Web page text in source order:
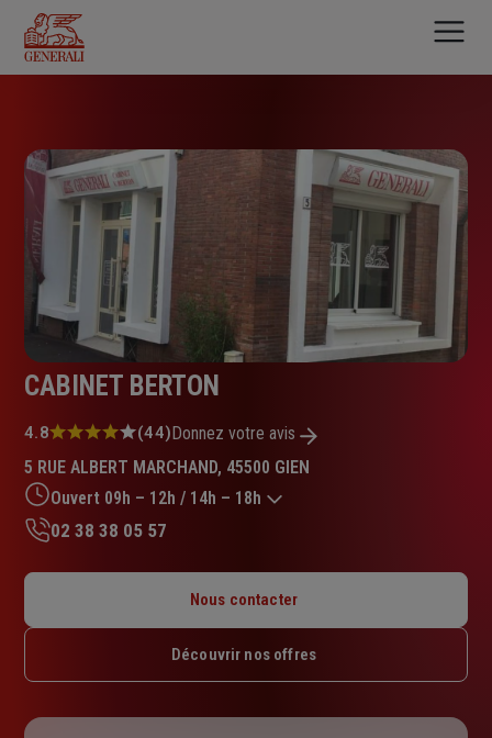
contenu
principal
CABINET BERTON
Note
4.8
sur
5
étoiles
4.8 (44)Donnez votre avis
5 RUE ALBERT MARCHAND, 45500 GIEN
Ouvert 09h – 12h / 14h – 18h
Mardi : 09h – 12h / 14h – 18h
Jeudi : 09h – 12h / 14h – 18h
Dimanche : Fermé
02 38 38 05 57
Nous contacter
Découvrir nos offres